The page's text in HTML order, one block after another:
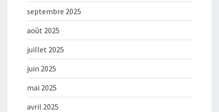
septembre 2025
août 2025
juillet 2025
juin 2025
mai 2025
avril 2025